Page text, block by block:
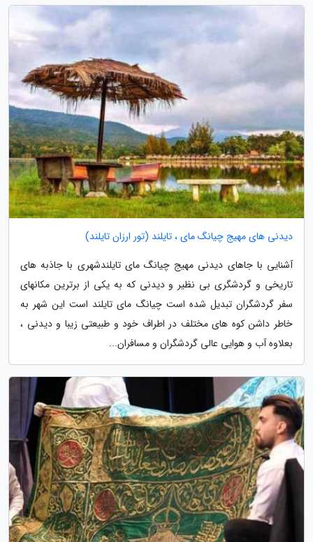
دیدنی های مهیج چیانگ مای ، تایلند (تور ارزان تایلند)
آشنایی با جاهای دیدنی مهیج چیانگ مای تایلندشهری با جاذبه های
تاریخی و گردشگری بی نظیر و دیدنی که به یکی از برترین مکانهای
سفر گردشگران تبدیل شده است چیانگ مای تایلند است این شهر به
خاطر داشن کوه های مختلف در اطراف خود و طبیعتی زیبا و دیدنی ،
بعلاوه آب و هوایی عالی گردشگران و مسافران...